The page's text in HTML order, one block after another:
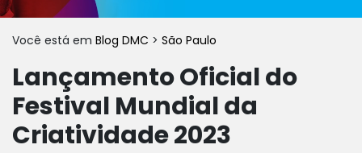
Você está em Blog DMC > São Paulo
Lançamento Oficial do
Festival Mundial da
Criatividade 2023